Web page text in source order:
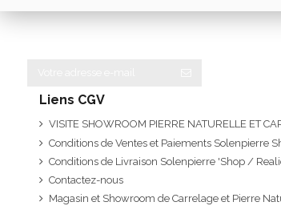
Liens CGV
VISITE SHOWROOM PIERRE NATURELLE ET
Conditions de Ventes et Paiements Solenpierre
Conditions de Livraison Solenpierre 'Shop /
Contactez-nous
Magasin et Showroom de Carrelage et Pierre